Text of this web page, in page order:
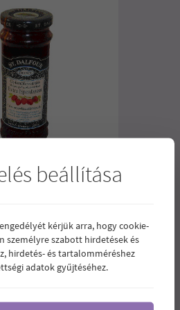
nélkül készült,
dzsem.
beállítása
kérjük arra, hogy cookie-
személyre szabott hirdetések és
hirdetés- és tartalomméréshez
adatok gyűjtéséhez.